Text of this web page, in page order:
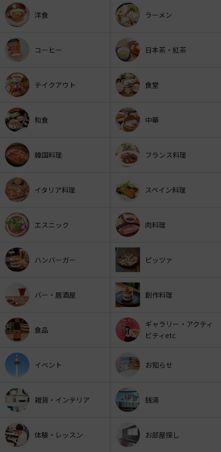
洋食 ラーメン
コーヒー 日本茶・紅茶
テイクアウト 食堂
和食 中華
韓国料理 フランス料理
イタリア料理 スペイン料理
エスニック 肉料理
ハンバーガー ピッツァ
バー・居酒屋 創作料理
食品
ギャラリー・アクティ
ビティetc
イベント お知らせ
雑貨・インテリア 銭湯
体験・レッスン お部屋探し